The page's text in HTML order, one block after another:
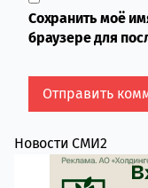
Сохранить моё
браузере для
Новости СМИ2